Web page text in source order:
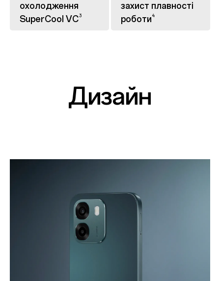
охолодження
SuperCool VC3
захист плавності
роботи 4
Дизайн